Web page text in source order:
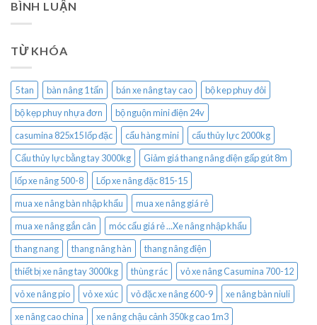
BÌNH LUẬN
TỪ KHÓA
5 tan bàn nâng 1 tấn bán xe nâng tay cao
bộ kep phuy đôi
bộ kẹp phuy nhựa đơn
bộ nguộn mini điện 24v
casumina 825x15 lốp đặc
cẩu hàng mini
cẩu thủy lực 2000kg
Cẩu thủy lực bằng tay 3000kg
Giảm giá thang nâng điện gấp gút 8m
lốp xe nâng 500-8
Lốp xe nâng đặc 815-15
mua xe nâng bàn nhập khẩu
mua xe nâng giá rẻ
mua xe nâng gắn cân
móc cẩu giá rẻ ...Xe nâng nhập khẩu
thang nang
thang nâng hàn
thang nâng điện
thiết bị xe nâng tay 3000kg
thùng rác
vỏ xe nâng Casumina 700-12
vỏ xe nâng pio
vỏ xe xúc vỏ đặc xe nâng 600-9
xe nâng bàn niuli
xe nâng cao china
xe nâng chậu cảnh 350kg cao 1m3